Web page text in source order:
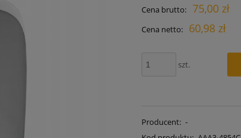
Cena brutto: 75,00 zł
Cena netto: 60,98 zł
szt.
Producent: -